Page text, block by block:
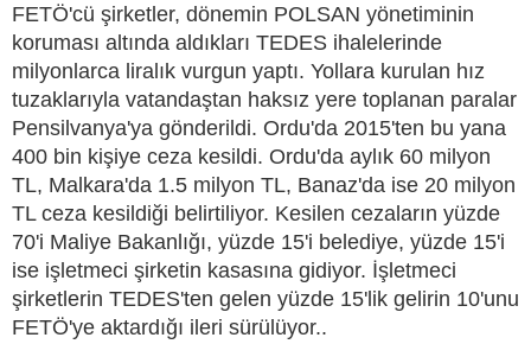
FETÖ'cü şirketler, dönemin POLSAN yönetiminin
koruması altında aldıkları TEDES ihalelerinde
milyonlarca liralık vurgun yaptı. Yollara kurulan hız
tuzaklarıyla vatandaştan haksız yere toplanan paralar
Pensilvanya'ya gönderildi. Ordu'da 2015'ten bu yana
400 bin kişiye ceza kesildi. Ordu'da aylık 60 milyon
TL, Malkara'da 1.5 milyon TL, Banaz'da ise 20 milyon
TL ceza kesildiği belirtiliyor. Kesilen cezaların yüzde
70'i Maliye Bakanlığı, yüzde 15'i belediye, yüzde 15'i
ise işletmeci şirketin kasasına gidiyor. İşletmeci
şirketlerin TEDES'ten gelen yüzde 15'lik gelirin 10'unu
FETÖ'ye aktardığı ileri sürülüyor..